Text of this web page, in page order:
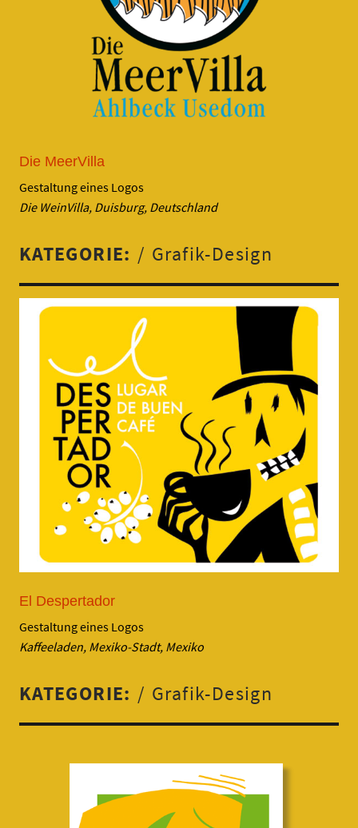
Die MeerVilla
Gestaltung eines Logos
Die WeinVilla, Duisburg, Deutschland
KATEGORIE: Grafik-Design
El Despertador
Gestaltung eines Logos
Kaffeeladen, Mexiko-Stadt, Mexiko
KATEGORIE: Grafik-Design